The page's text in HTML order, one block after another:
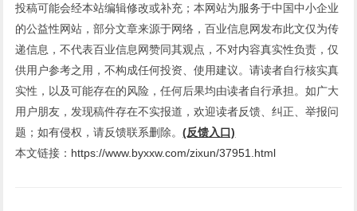
投稿可能会经本站编辑修改或补充；本网站为服务于中国中小企业
的公益性网站，部分文章来源于网络，百业信息网发布此文仅为传
递信息，不代表百业信息网赞同其观点，不对内容真实性负责，仅
供用户参考之用，不构成任何投资、使用建议。请读者自行核实真
实性，以及可能存在的风险，任何后果均由读者自行承担。如广大
用户朋友，发现稿件存在不实报道，欢迎读者反馈、纠正、举报问
题；如有侵权，请反馈联系删除。(反馈入口)
本文链接： https://www.byxxw.com/zixun/37951.html